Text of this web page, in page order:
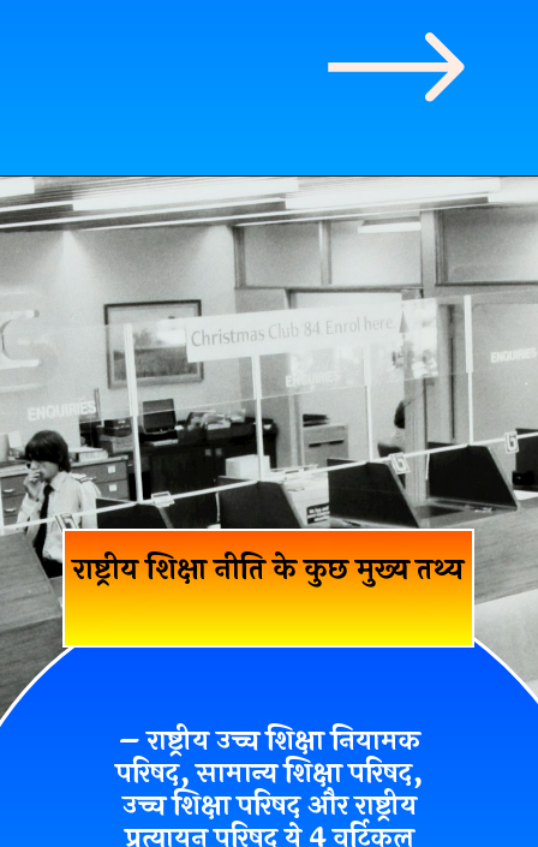
राष्ट्रीय शिक्षा नीति के कुछ मुख्य तथ्य
– राष्ट्रीय उच्च शिक्षा नियामक
परिषद, सामान्य शिक्षा परिषद,
उच्च शिक्षा परिषद और राष्ट्रीय
प्रत्यायन परिषद ये4 वर्टिकल